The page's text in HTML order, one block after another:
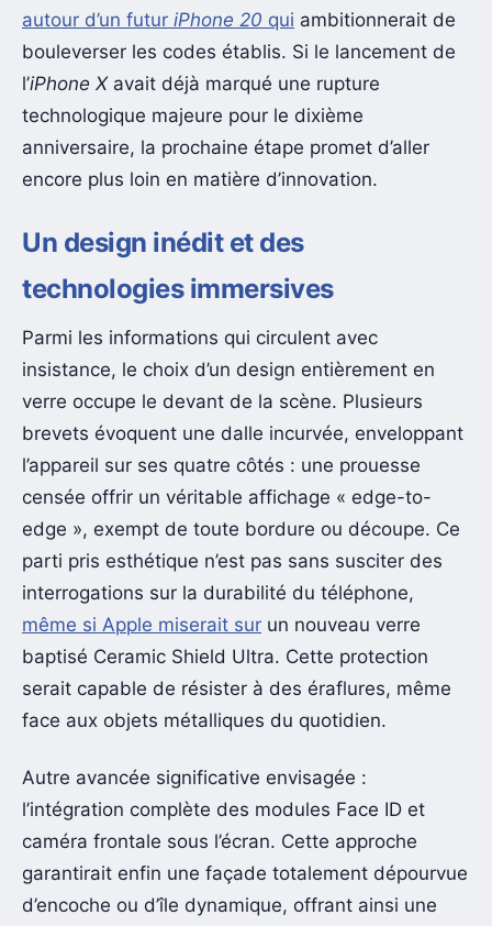
autour d’un futur iPhone 20 qui ambitionnerait de
bouleverser les codes établis. Si le lancement de
l’iPhone Xavait déjà marqué une rupture
technologique majeure pour le dixième
anniversaire, la prochaine étape promet d’aller
encore plus loin en matière d’innovation.
Un design inédit et des
technologies immersives
Parmi les informations qui circulent avec
insistance, le choix d’un design entièrement en
verre occupe le devant de la scène. Plusieurs
brevets évoquent une dalle incurvée, enveloppant
l’appareil sur ses quatre côtés : une prouesse
censée offrir un véritable affichage « edge-to-
edge », exempt de toute bordure ou découpe. Ce
parti pris esthétique n’est pas sans susciter des
interrogations sur la durabilité du téléphone,
même si Apple miserait sur un nouveau verre
baptisé Ceramic Shield Ultra. Cette protection
serait capable de résister à des éraflures, même
face aux objets métalliques du quotidien.
Autre avancée significative envisagée :
l’intégration complète des modules Face ID et
caméra frontale sous l’écran. Cette approche
garantirait enfin une façade totalement dépourvue
d’encoche ou d’île dynamique, offrant ainsi une